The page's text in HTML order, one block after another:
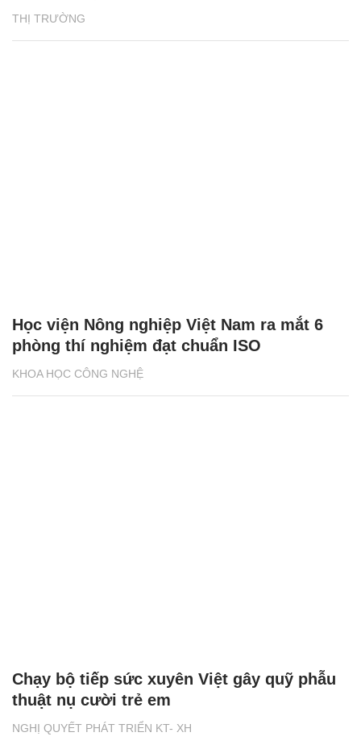
THỊ TRƯỜNG
KHOA HỌC CÔNG NGHỆ
Học viện Nông nghiệp Việt Nam ra mắt 6
phòng thí nghiệm đạt chuẩn ISO
NGHỊ QUYẾT PHÁT TRIỂN KT- XH
Chạy bộ tiếp sức xuyên Việt gây quỹ phẫu
thuật nụ cười trẻ em